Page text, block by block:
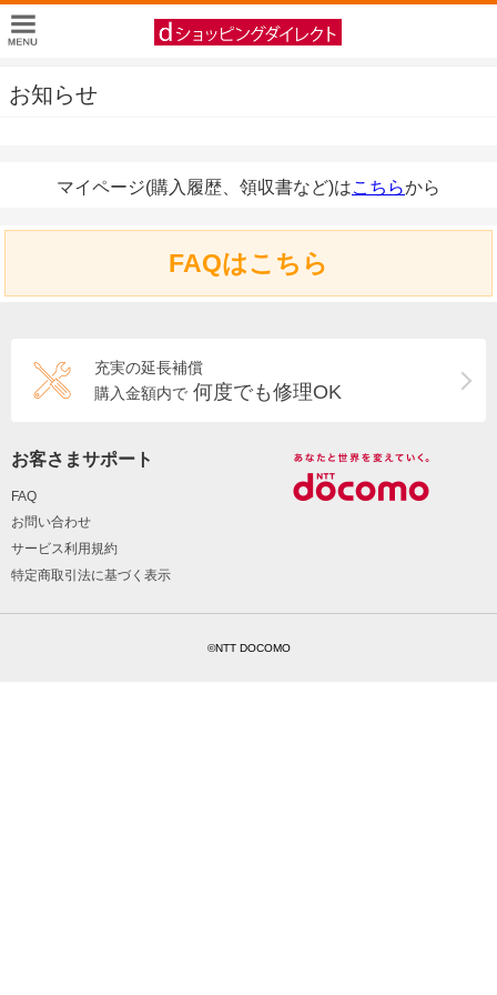
お知らせ
マイページ(購入履歴、領収書など)はこちらから
FAQはこちら
充実の延長補償
購入金額内で 何度でも修理OK
お客さまサポート
FAQ
お問い合わせ
サービス利用規約
特定商取引法に基づく表示
©NTT DOCOMO